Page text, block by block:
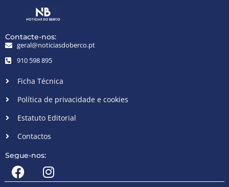
Contacte-nos:
geral@noticiasdoberco.pt
910 598 895
Ficha Técnica
Política de privacidade e cookies
Estatuto Editorial
Contactos
Segue-nos: